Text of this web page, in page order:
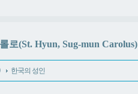
로(St. Hyun, Sug-mun Carolus)
한국의 성인